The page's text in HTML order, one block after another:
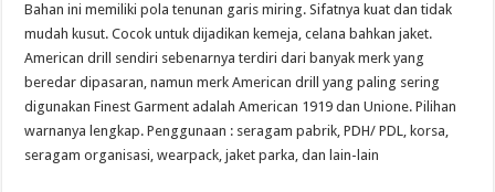
Bahan ini memiliki pola tenunan garis miring. Sifatnya kuat dan tidak
mudah kusut. Cocok untuk dijadikan kemeja, celana bahkan jaket.
American drill sendiri sebenarnya terdiri dari banyak merk yang
beredar dipasaran, namun merk American drill yang paling sering
digunakan Finest Garment adalah American 1919 dan Unione. Pilihan
warnanya lengkap. Penggunaan : seragam pabrik, PDH/ PDL, korsa,
seragam organisasi, wearpack, jaket parka, dan lain-lain